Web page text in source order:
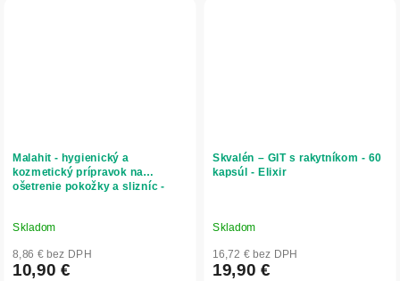
Malahit - hygienický a
kozmetický prípravok na
ošetrenie pokožky a slizníc -
Skladom
8,86 € bez DPH
10,90 €
Skvalén – GIT s rakytníkom - 60
kapsúl - Elixir
Skladom
16,72 € bez DPH
19,90 €